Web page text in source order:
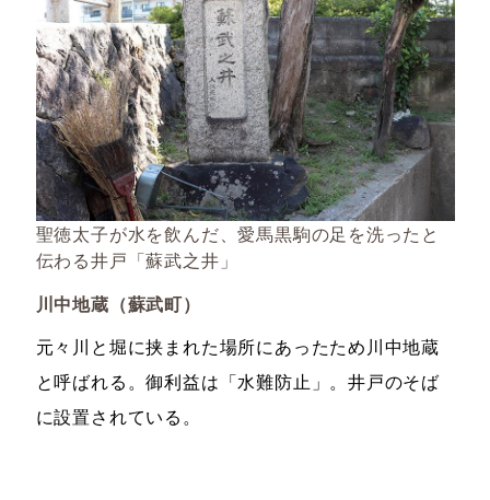
聖徳太子が水を飲んだ、愛馬黒駒の足を洗ったと
伝わる井戸「蘇武之井」
川中地蔵（蘇武町）
元々川と堀に挟まれた場所にあったため川中地蔵
と呼ばれる。御利益は「水難防止」。井戸のそば
に設置されている。